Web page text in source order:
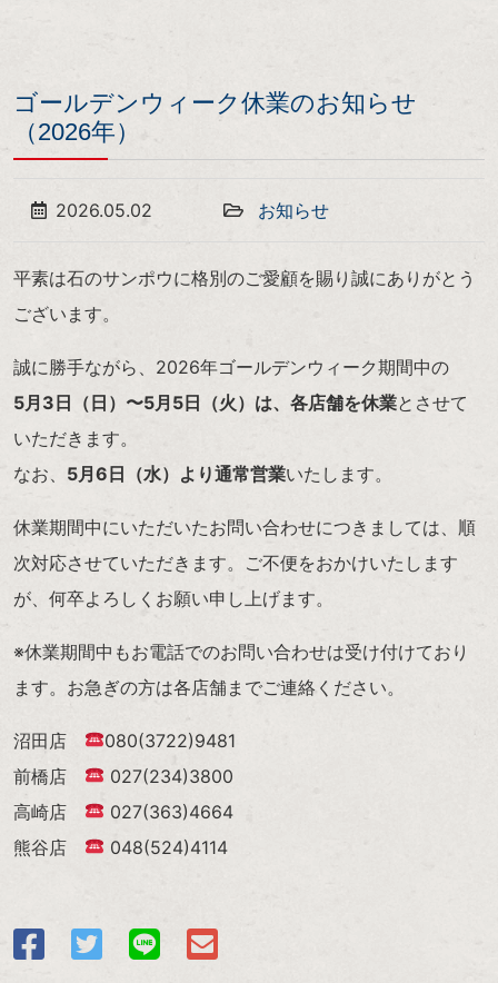
ゴールデンウィーク休業のお知らせ
（2026年）
2026.05.02 お知らせ
平素は石のサンポウに格別のご愛顧を賜り誠にありがとう
ございます。
誠に勝手ながら、2026年ゴールデンウィーク期間中の
5月3日（日）〜5月5日（火）は、各店舗を休業とさせて
いただきます。
なお、 5月6日（水）より通常営業いたします。
休業期間中にいただいたお問い合わせにつきましては、順
次対応させていただきます。ご不便をおかけいたします
が、何卒よろしくお願い申し上げます。
※休業期間中もお電話でのお問い合わせは受け付けており
ます。お急ぎの方は各店舗までご連絡ください。
沼田店
080(3722)9481
前橋店
027(234)3800
高崎店
027(363)4664
熊谷店
048(524)4114